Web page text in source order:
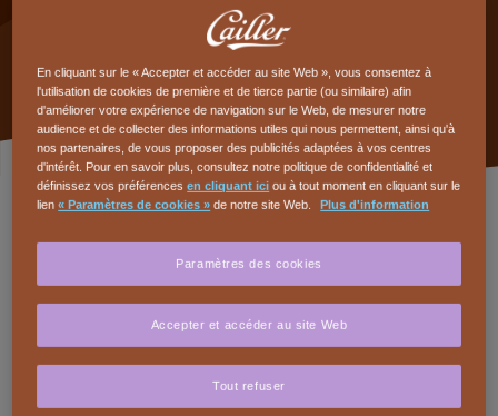
parfumés et festifs. Idéaux pour les fêtes ou à
offrir en cadeau.
Ingrédients
CAILLER DESSERT Noir 64%
Oeufs 2
En cliquant sur le « Accepter et accéder au site Web », vous consentez à
l'utilisation de cookies de première et de tierce partie (ou similaire) afin
d'améliorer votre expérience de navigation sur le Web, de mesurer notre
audience et de collecter des informations utiles qui nous permettent, ainsi qu'à
nos partenaires, de vous proposer des publicités adaptées à vos centres
d'intérêt. Pour en savoir plus, consultez notre politique de confidentialité et
définissez vos préférencesen cliquant ici ou à tout moment en cliquant sur le
lien« Paramètres de cookies » de notre site Web. Plus d'information
Paramètres des cookies
Tout refuser
Accepter et accéder au site Web